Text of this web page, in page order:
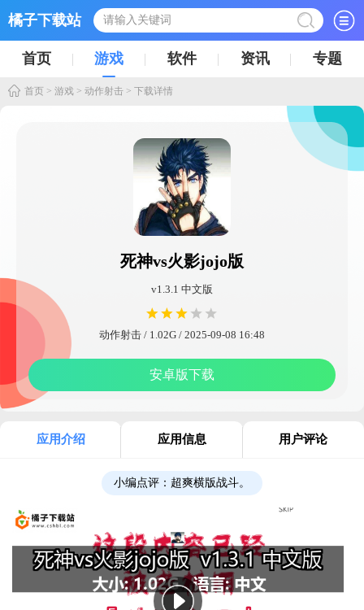
橘子下载站
首页 游戏 软件 资讯 专题
首页 > 游戏 > 动作射击 > 下载详情
死神vs火影jojo版
v1.3.1 中文版
动作射击 / 1.02G / 2025-09-08 16:48
安卓版下载
应用介绍 应用信息 用户评论
小编点评： 超爽横版战斗。